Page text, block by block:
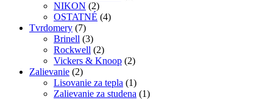
NIKON (2)
OSTATNÉ (4)
Tvrdomery (7)
Brinell (3)
Rockwell (2)
Vickers & Knoop (2)
Zalievanie (2)
Lisovanie za tepla (1)
Zalievanie za studena (1)